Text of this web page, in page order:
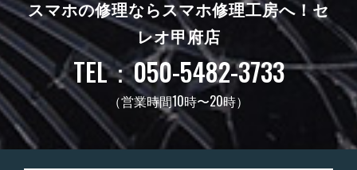
スマホの修理ならスマホ修理工房へ！ セ
レオ甲府店
TEL：050-5482-3733
（営業時間10時〜20時）